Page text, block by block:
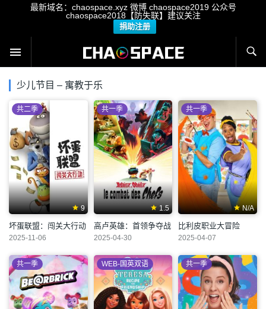
最新域名：chaospace.xyz 微博 chaospace2019 公众号
chaospace2018【防失联】建议关注
捐助注册
少儿节目 – 寓教于乐
9
共二季
坏蛋联盟：闯关大行动
2025-11-06
1.5
共一季
高卢英雄：首领争夺战
2025-04-30
N/A
共一季
比利皮职业大冒险
2025-04-07
共一季 WEB-国英双语 共一季